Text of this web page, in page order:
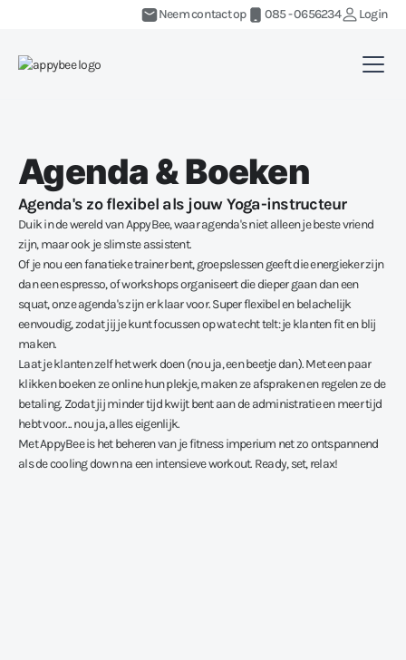
Neem contact op 085 - 0656234 Login
Agenda & Boeken
Agenda's zo flexibel als jouw Yoga-instructeur
Duik in de wereld van AppyBee, waar agenda's niet alleen je beste vriend
zijn, maar ook je slimste assistent.
Of je nou een fanatieke trainer bent, groepslessen geeft die energieker zijn
dan een espresso, of workshops organiseert die dieper gaan dan een
squat, onze agenda's zijn er klaar voor. Super flexibel en belachelijk
eenvoudig, zodat jij je kunt focussen op wat echt telt: je klanten fit en blij
maken.
Laat je klanten zelf het werk doen (nou ja, een beetje dan). Met een paar
klikken boeken ze online hun plekje, maken ze afspraken en regelen ze de
betaling. Zodat jij minder tijd kwijt bent aan de administratie en meer tijd
hebt voor... nou ja, alles eigenlijk.
Met AppyBee is het beheren van je fitness imperium net zo ontspannend
als de cooling down na een intensieve workout. Ready, set, relax!